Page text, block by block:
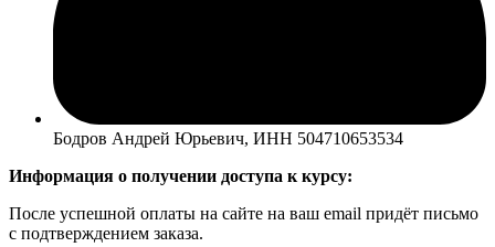
Бодров Андрей Юрьевич, ИНН 504710653534
Информация о получении доступа к курсу:
После успешной оплаты на сайте на ваш email придёт письмо
с подтверждением заказа.